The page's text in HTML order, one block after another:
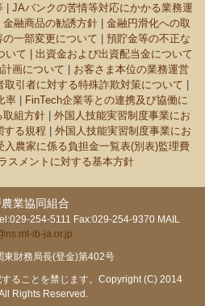
| JAバンクの苦情等対応にかかる業務運
金融商品の勧誘方針
金融円滑化への取
一部変更について
預貯金等の不正な
いて | 出資金および出資配当金について
画について
お客さま本位の業務運営
取引者に対する特殊詐欺対策について
率
FinTech企業等との連携及び協働に
取組方針
外国人技能実習制度事業にお
する規程
外国人技能実習制度事業にお
入農家に係る負担金一覧表(別表)監理費
スメントに対する基本方針
業協同組合
254-5111 Fax:029-254-9370 MAIL
ib-ja.or.jp
東財務局長(登金)第402号
ることを禁じます。Copyright (C) 2014
Rights Reserved.